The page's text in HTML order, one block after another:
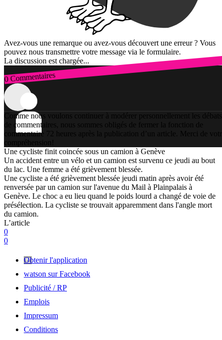
Avez-vous une remarque ou avez-vous découvert une erreur ? Vous
pouvez nous transmettre votre message via le formulaire.
La discussion est chargée...
0 Commentaires
Connexion
Comme nous voulons continuer à modérer personnellement les débats
de commentaires, nous sommes obligés de fermer la fonction de
commentaire 72 heures après la publication d’un article. Merci de
compréhension!
Une cycliste finit coincée sous un camion à Genève
Un accident entre un vélo et un camion est survenu ce jeudi au bout
du lac. Une femme a été grièvement blessée.
Une cycliste a été grièvement blessée jeudi matin après avoir été
renversée par un camion sur l'avenue du Mail à Plainpalais à
Genève. Le choc a eu lieu quand le poids lourd a changé de voie de
présélection. La cycliste se trouvait apparemment dans l'angle mort
du camion.
L’article
0
0
Obtenir l'application
watson sur Facebook
Publicité / RP
Emplois
Impressum
Conditions